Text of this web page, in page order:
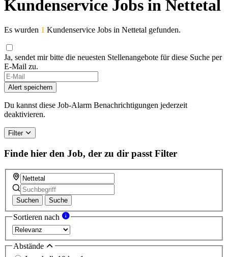
Kundenservice Jobs in Nettetal
Es wurden 1 Kundenservice Jobs in Nettetal gefunden.
Ja, sendet mir bitte die neuesten Stellenangebote für diese Suche per
E-Mail zu.
If
you
are
a
human,
this
field
Alert speichern
Du kannst diese Job-Alarm Benachrichtigungen jederzeit
deaktivieren.
Filter
Finde hier den Job, der zu dir passt Filter
Suchen Suche
Sortieren nach
Abstände